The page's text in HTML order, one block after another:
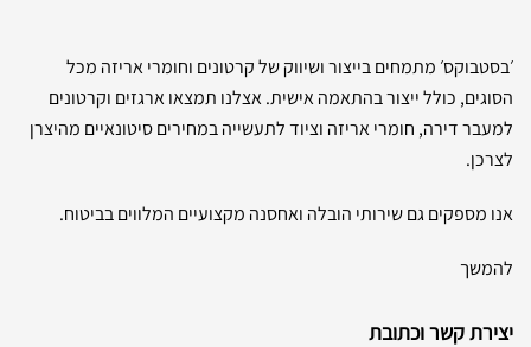
׳בסטבוקס׳ מתמחים בייצור ושיווק של קרטונים וחומרי אריזה מכל
הסוגים, כולל ייצור בהתאמה אישית. אצלנו תמצאו ארגזים וקרטונים
למעבר דירה, חומרי אריזה וציוד לתעשייה במחירים סיטונאיים מהיצרן
לצרכן.
אנו מספקים גם שירותי הובלה ואחסנה מקצועיים המלווים בביטוח.
להמשך
יצירת קשר וכתובת